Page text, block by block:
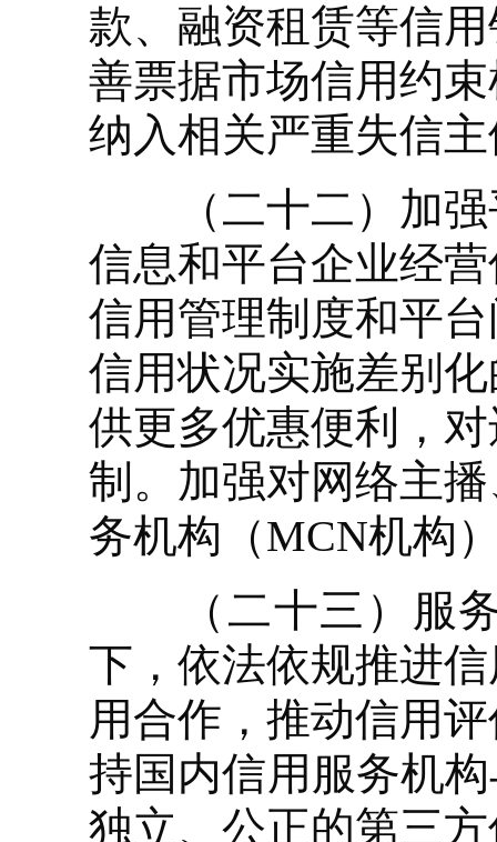
款、融资租赁等信
善票据市场信用约
纳入相关严重失信
（二十二）加强
信息和平台企业经
信用管理制度和平
信用状况实施差别
供更多优惠便利，
制。加强对网络主
务机构（MCN机构
（二十三）服务
下，依法依规推进
用合作，推动信用
持国内信用服务机
独立、公正的第三